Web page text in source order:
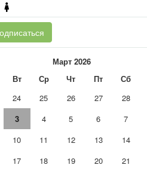
Март 2026
Вт Ср Чт Пт Сб
24 25 26 27 28
3 4 5 6 7
10 11 12 13 14
17 18 19 20 21